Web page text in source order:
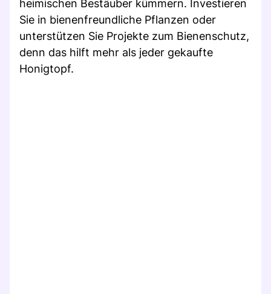
heimischen Bestäuber kümmern. Investieren
Sie in bienenfreundliche Pflanzen oder
unterstützen Sie Projekte zum Bienenschutz,
denn das hilft mehr als jeder gekaufte
Honigtopf.